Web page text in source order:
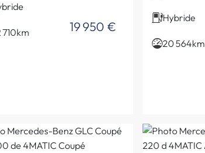
710km 19 950 €
Hybride
20 564km